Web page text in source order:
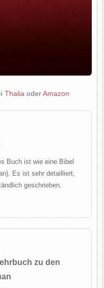
Thalia oderAmazon
Buch ist wie eine Bibel
Es ist sehr detailliert,
geschrieben.
zu den